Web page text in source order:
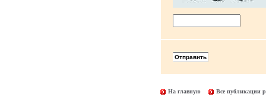
На главную Все публикации